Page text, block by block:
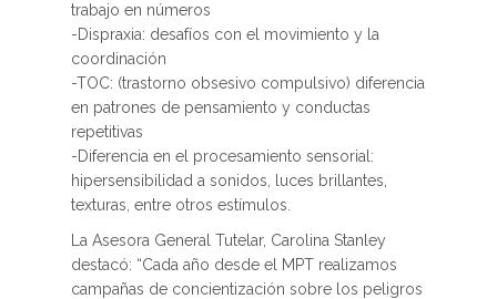
trabajo en números
-Dispraxia: desafíos con el movimiento y la
coordinación
-TOC: (trastorno obsesivo compulsivo) diferencia
en patrones de pensamiento y conductas
repetitivas
-Diferencia en el procesamiento sensorial:
hipersensibilidad a sonidos, luces brillantes,
texturas, entre otros estímulos.
La Asesora General Tutelar, Carolina Stanley
destacó: “Cada año desde el MPT realizamos
campañas de concientización sobre los peligros